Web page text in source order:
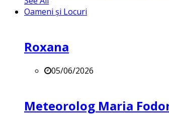
Oameni și Locuri
Roxana
05/06/2026
Meteorolog Maria